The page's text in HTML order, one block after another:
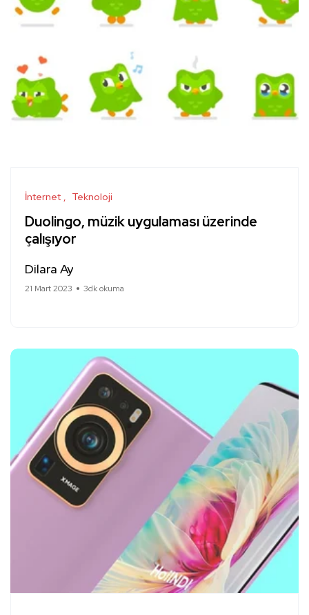
İnternet Teknoloji
Duolingo, müzik uygulaması üzerinde
çalışıyor
Dilara Ay
21 Mart 2023 3dk okuma